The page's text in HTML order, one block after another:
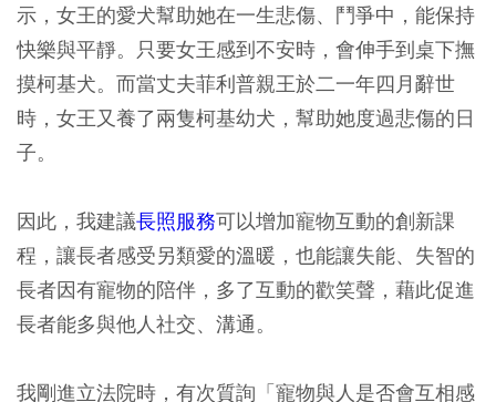
示，女王的愛犬幫助她在一生悲傷、鬥爭中，能保持
快樂與平靜。只要女王感到不安時，會伸手到桌下撫
摸柯基犬。而當丈夫菲利普親王於二一年四月辭世
時，女王又養了兩隻柯基幼犬，幫助她度過悲傷的日
子。
因此，我建議長照服務可以增加寵物互動的創新課
程，讓長者感受另類愛的溫暖，也能讓失能、失智的
長者因有寵物的陪伴，多了互動的歡笑聲，藉此促進
長者能多與他人社交、溝通。
我剛進立法院時，有次質詢「寵物與人是否會互相感